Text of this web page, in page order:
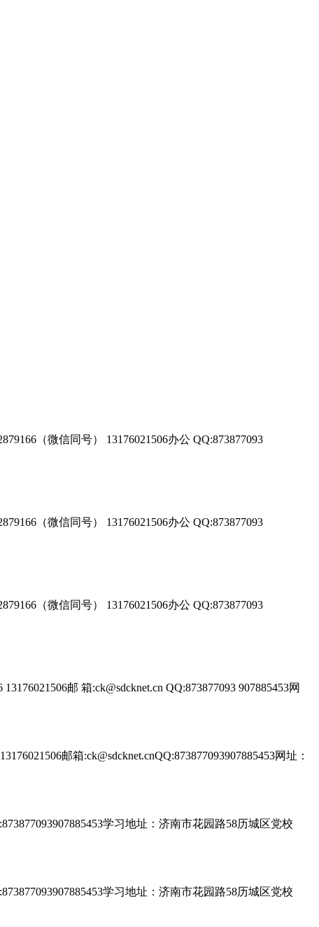
（微信同号） 13176021506办公 QQ:873877093
（微信同号） 13176021506办公 QQ:873877093
（微信同号） 13176021506办公 QQ:873877093
邮 箱:ck@sdcknet.cn QQ:873877093 907885453网
邮箱:ck@sdcknet.cnQQ:873877093907885453网址：
学习地址：济南市花园路58历城区党校
学习地址：济南市花园路58历城区党校